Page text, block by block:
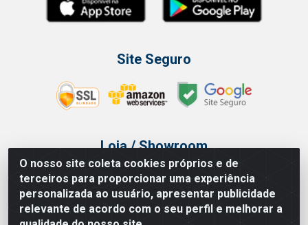
O nosso site coleta cookies próprios e de
terceiros para proporcionar uma experiência
personalizada ao usuário, apresentar publicidade
relevante de acordo com o seu perfil e melhorar a
Site Seguro
Loja / Showroom
Tel.: (11) 3314 6400
Av Vautier, 468 - Pari - São Paulo/SP